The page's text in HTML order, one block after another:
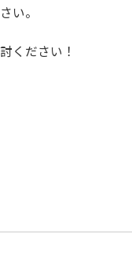
い。
ください！